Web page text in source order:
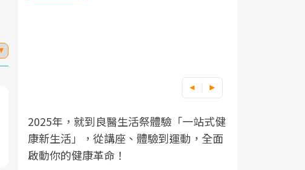
良醫健康網從「換季的身體變化」出發，
透過醫學觀點與日常感受的對話，建立對
亞健康的認知，進而引導實際的改善行